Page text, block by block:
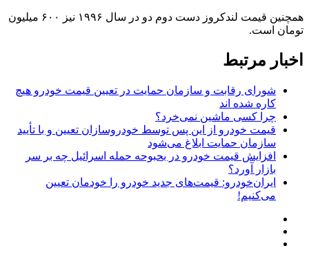
همچنین قیمت لندکروز دست دوم دو در سال ۱۹۹۶ نیز ۶۰۰ میلیون
تومان است.
اخبار مرتبط
شورای رقابت و سازمان حمایت در تعیین قیمت خودرو هیچ
کاره شده اند
چرا کسی ماشین نمی‌خرد؟
قیمت خودرو از این پس توسط خودروسازان تعیین و با تأیید
سازمان حمایت ابلاغ می‌شود
افزایش قیمت خودرو در بحبوحه حمله اسرائیل چه بر سر
بازار آورد؟
ایران‌خودرو: قیمت‌های جدید خودرو را خودمان تعیین
می‌کنیم!